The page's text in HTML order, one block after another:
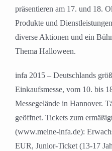
präsentieren am 17. und 18.
Produkte und
diverse Aktionen und ein
Thema Halloween.
infa 2015 – Deutschlands
Einkaufsmesse, vom 10. bis
Messegelände in Hannover.
geöffnet. Tickets zum
(www.meine-infa.de):
EUR, Junior-Ticket (13-17